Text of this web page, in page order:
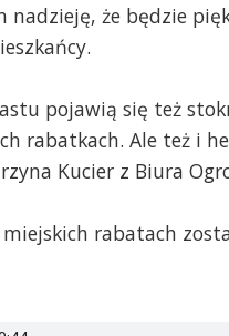
nadzieję, że będzie
pojawią się też
rabatkach. Ale też i
Kucier z Biura
rabatach